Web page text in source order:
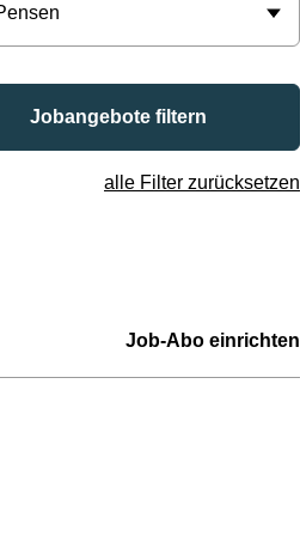
Jobangebote filtern
alle Filter zurücksetzen
Job-Abo einrichten